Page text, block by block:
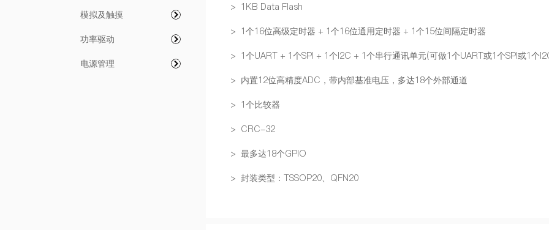
模拟及触摸
功率驱动
电源管理
> 1KB Data Flash
> 1个16位高级定时器 + 1个16位通用定时器 + 1个15位间隔定时器
> 1个UART + 1个SPI + 1个I2C + 1个串行通讯单元(可做1个UART或1个SPI或1个
> 内置12位高精度ADC，带内部基准电压，多达18个外部通道
> 1个比较器
> CRC-32
> 最多达18个GPIO
> 封装类型：TSSOP20、QFN20